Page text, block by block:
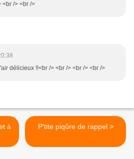
<br /> <br />
délicieux !!<br /> <br /> <br /> <br />
P'tite piqûre de rappel >